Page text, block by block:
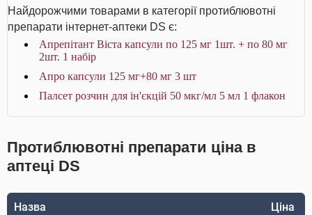
Найдорожчими товарами в категорії протиблювотні
препарати інтернет-аптеки DS є:
Апрепітант Віста капсули по 125 мг 1шт. + по 80 мг
2шт. 1 набір
Апро капсули 125 мг+80 мг 3 шт
Палсет розчин для ін'єкцій 50 мкг/мл 5 мл 1 флакон
Протиблювотні препарати ціна в
аптеці DS
Назва Ціна